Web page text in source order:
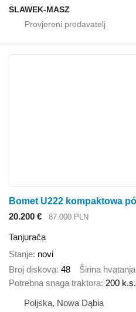
SLAWEK-MASZ
20.200 € 87.000 PLN
Tanjurača
Stanje novi
Broj diskova 48 Širina hvatanja
Potrebna snaga traktora 200 k.s.
Poljska, Nowa Dąbia